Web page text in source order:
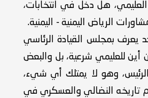
العليمي، هل دخل في انتخابات،
الرياض اليمنية - اليمنية.
يعرف بمجلس القيادة الرئاسي
أين للعليمي شرعية، بل والبعض
وهو لا يمتلك أي شيء،
تاريخه النضالي والعسكري في